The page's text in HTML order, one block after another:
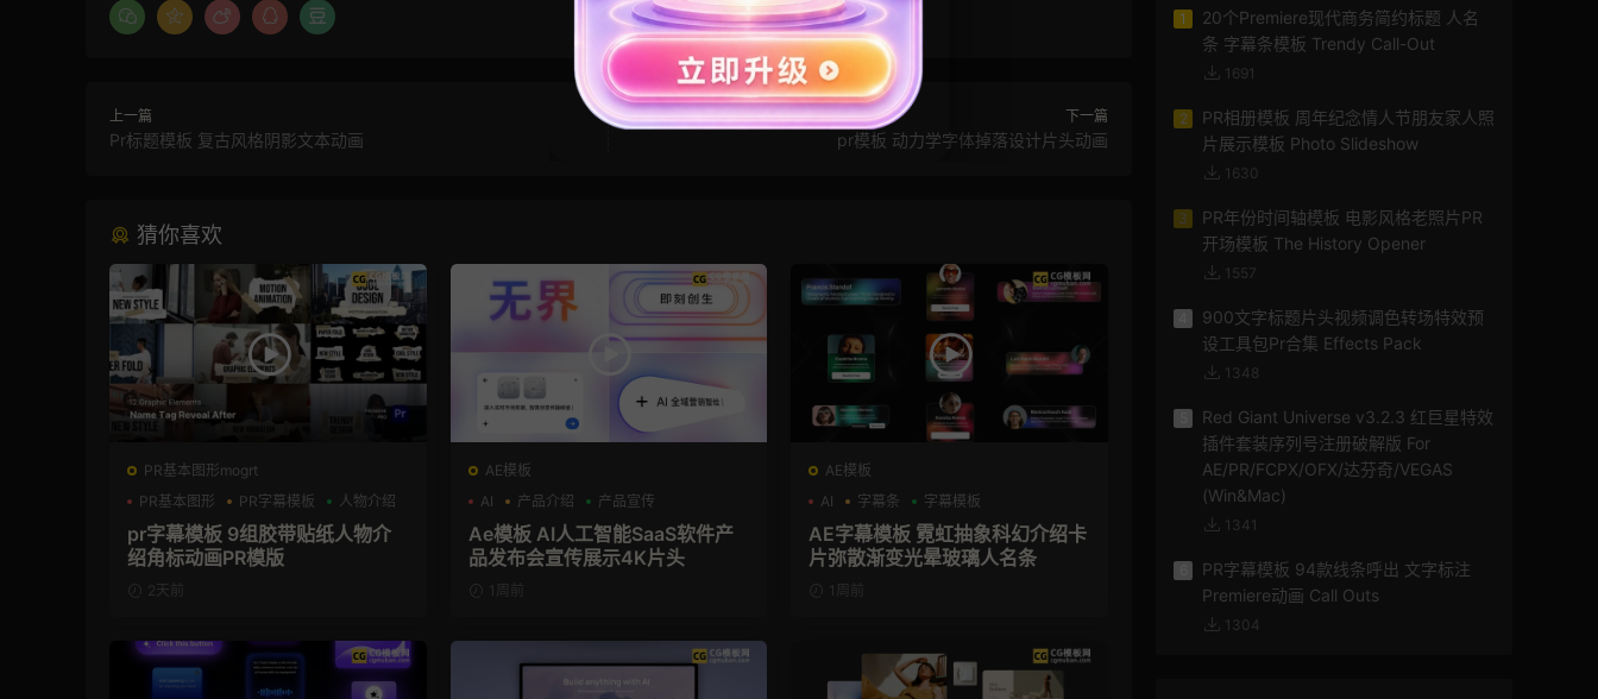
上一篇
Pr标题模板 复古风格阴影文本动画
下一篇
pr模板 动力学字体掉落设计片头动画
猜你喜欢
PR基本图形mogrt
PR基本图形
PR字幕模板 人物介绍
pr字幕模板 9组胶带贴纸人物介
绍角标动画PR模版
2天前
AE模板
AI
产品介绍 产品宣传
Ae模板 AI人工智能SaaS软件产
品发布会宣传展示4K片头
1周前
AE模板
AI
字幕条 字幕模板
AE字幕模板 霓虹抽象科幻介绍卡
片弥散渐变光晕玻璃人名条
1周前
1
20个Premiere现代商务简约标题 人名
条 字幕条模板 Trendy Call-Out
1691
2
PR相册模板 周年纪念情人节朋友家人照
片展示模板 Photo Slideshow
1630
3
PR年份时间轴模板 电影风格老照片PR
开场模板 The History Opener
1557
900文字标题片头视频调色转场特效预
设工具包Pr合集 Effects Pack
1348
Red Giant Universe v3.2.3 红巨星特效
插件套装序列号注册破解版 For
AE/PR/FCPX/OFX/达芬奇/VEGAS
(Win&Mac)
1341
PR字幕模板 94款线条呼出 文字标注
Premiere动画 Call Outs
1304